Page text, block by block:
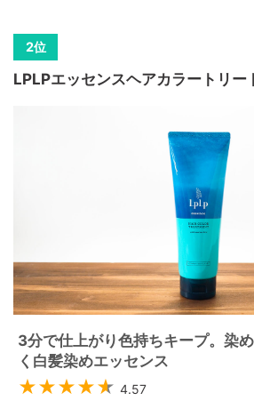
リン、トリ（カプリル酸／カプリン酸）
アッシュブラウン：水、ベヘニルアルコ
ルジメチルアミン、イソステアリン酸ヘ
アリン酸グリセリル、ジメチコン、γ－
ン、アセチルヘキサペプチド－1、アス
マタ／ヒジキ／トロロコンブ／レソニア
コンブ／リシリコンブ／ワカメエキス、
細胞培養物、ゴボウ根エキス、セイヨウ
キス、オタネニンジン根エキス、ハマメ
キス、アルニカ花エキス、セイヨウト
ズタエキス、カミツレ花エキス、ロー
料、グリセリン、塩基性赤51、塩基性
ペンタシロキサン、ジメチコノール、
リン、トリ（カプリル酸／カプリン酸）
ロピルシクロデキストリン、ステアルト
ノール、ブチルカルバミン酸ヨウ化プロ
ール、メチルイソチアゾリノン
LPLPエッセンスヘアカラートリー
3分で仕上がり色持ちキープ。染
く白髪染めエッセンス
4.57